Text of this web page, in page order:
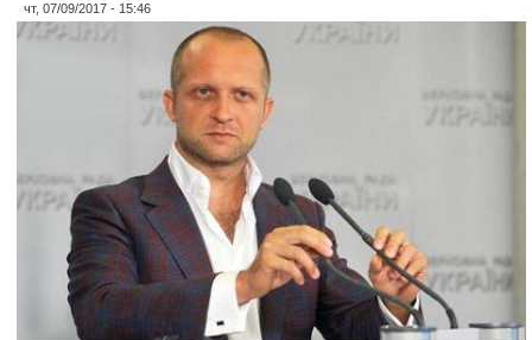
чт, 07/09/2017 - 15:46